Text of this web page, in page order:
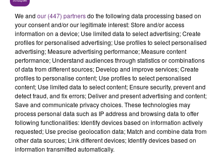
LE MAGASIN JOUÉCLUB DE REIMS FERME
SES PORTES
C'était l'une des institutions du centre-ville
rémois. Le magasin JouéClub est contraint de
fermer ses portes.
TITRES DIFFUSÉS
10h04
10h04 10h00
10h00
We and our (447) partnersdo the following data processing based on
your consent and/or our legitimate interest: Store and/or access
information on a device; Use limited data to select advertising; Create
profiles for personalised advertising; Use profiles to select personalised
advertising; Measure advertising performance; Measure content
performance; Understand audiences through statistics or combinations
of data from different sources; Develop and improve services; Create
profiles to personalise content; Use profiles to select personalised
content; Use limited data to select content; Ensure security, prevent and
detect fraud, and fix errors; Deliver and present advertising and content;
Save and communicate privacy choices. These technologies may
process personal data such as IP address and browsing data to offer
following functionalities: Identify devices based on information actively
requested; Use precise geolocation data; Match and combine data from
other data sources; Link different devices; Identify devices based on
information transmitted automatically.